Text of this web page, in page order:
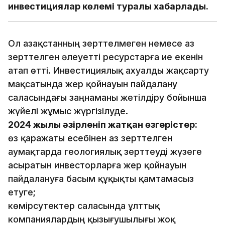
инвестициялар көлемі туралы хабарлады.
Ол Қазақстанның зерттелмеген немесе аз
зерттелген әлеуетті ресурстарға ие екенін
атап өтті. Инвестициялық ахуалды жақсарту
мақсатында жер қойнауын пайдалану
саласындағы заңнаманы жетілдіру бойынша
жүйелі жұмыс жүргізілуде.
2024 жылы әзірленіп жатқан өзгерістер:
өз қаражаты есебінен аз зерттелген
аумақтарда геологиялық зерттеуді жүзеге
асыратын инвесторларға жер қойнауын
пайдалануға басым құқықты қамтамасыз
етуге;
көмірсутектер саласында ұлттық
компаниялардың қызығушылығы жоқ